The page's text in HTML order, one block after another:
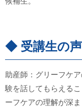
◆ 受講生の声
助産師：グリーフケ
験を話してもらえる
ーフケアの理解が深